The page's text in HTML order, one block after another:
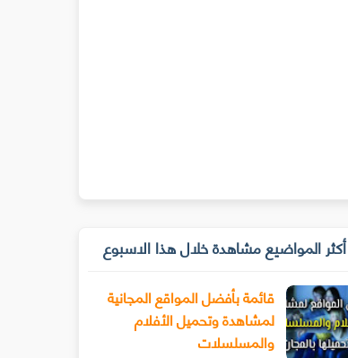
أكثر المواضيع مشاهدة خلال هذا الاسبوع
قائمة بأفضل المواقع المجانية
لمشاهدة وتحميل الأفلام
والمسلسلات